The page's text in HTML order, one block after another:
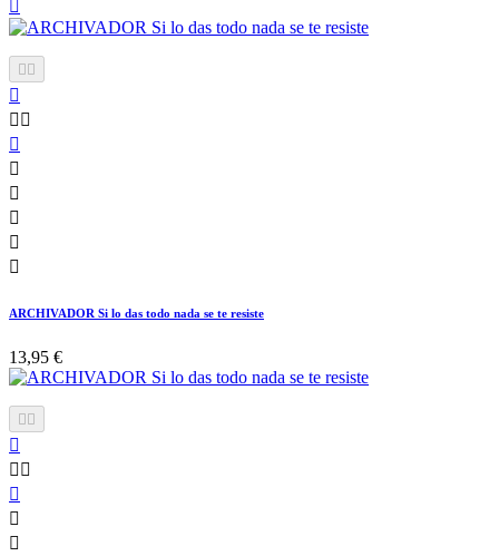
 

 






ARCHIVADOR Si lo das todo nada se te resiste
13,95 €


 


